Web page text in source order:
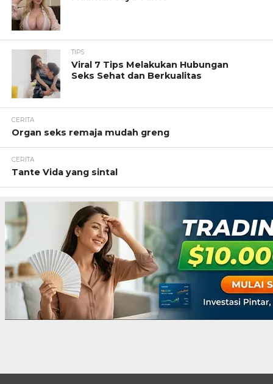
TIPS
Viral 7 Tips Melakukan Hubungan
Seks Sehat dan Berkualitas
CERITA
Organ seks remaja mudah greng
CERITA
Tante Vida yang sintal